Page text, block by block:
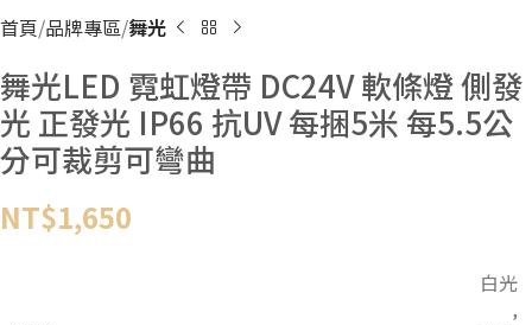
首頁 品牌專區 舞光
舞光LED 霓虹燈帶 DC24V 軟條燈 側發
光 正發光 IP66 抗UV 每捆5米 每5.5公
分可裁剪可彎曲
NT$1,650
白光
,